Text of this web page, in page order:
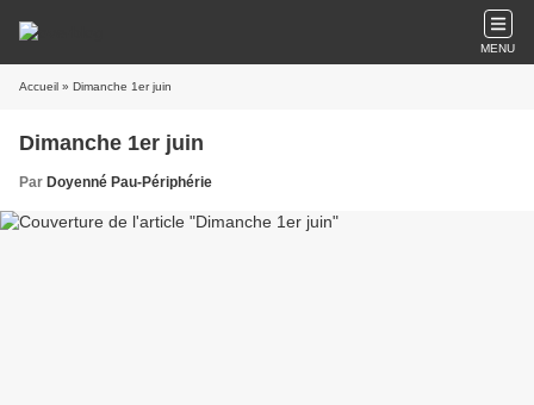
MENU
Accueil » Dimanche 1er juin
Dimanche 1er juin
Par Doyenné Pau-Périphérie